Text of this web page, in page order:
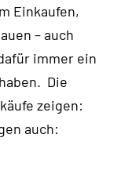
Einkaufen,
– auch
immer ein
Die
zeigen:
auch: